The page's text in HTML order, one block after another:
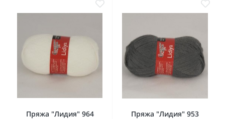
Пряжа "Лидия" 964
Пряжа "Лидия" 953